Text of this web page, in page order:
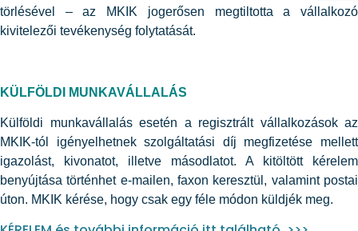
törlésével – az MKIK jogerősen megtiltotta a vállalkozó
kivitelezői tevékenység folytatását.
KÜLFÖLDI MUNKAVÁLLALÁS
Külföldi munkavállalás esetén a regisztrált vállalkozások az
MKIK-tól igényelhetnek szolgáltatási díj megfizetése mellett
igazolást, kivonatot, illetve másodlatot. A kitöltött kérelem
benyújtása történhet e-mailen, faxon keresztül, valamint postai
úton. MKIK kérése, hogy csak egy féle módon küldjék meg.